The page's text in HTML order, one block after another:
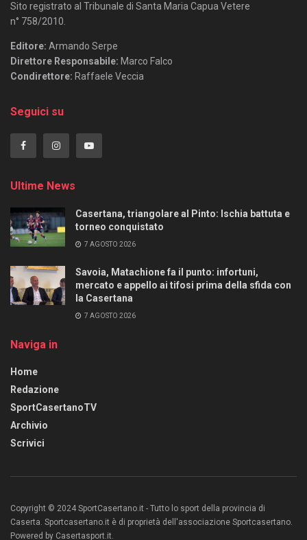
Sito registrato al Tribunale di Santa Maria Capua Vetere
n° 758/2010.
Editore: Armando Serpe
Direttore Responsabile: Marco Falco
Condirettore: Raffaele Veccia
Seguici su
Ultime News
Casertana, triangolare al Pinto: Ischia battuta e
torneo conquistato
7 AGOSTO 2026
Savoia, Matachione fa il punto: infortuni,
mercato e appello ai tifosi prima della sfida con
la Casertana
7 AGOSTO 2026
Naviga in
Home
Redazione
SportCasertanoTV
Archivio
Scrivici
Copyright © 2024 SportCasertano.it - Tutto lo sport della provincia di
Caserta. Sportcasertano.it è di proprietà dell'associazione Sportcasertano.
Powered by Casertasport.it.